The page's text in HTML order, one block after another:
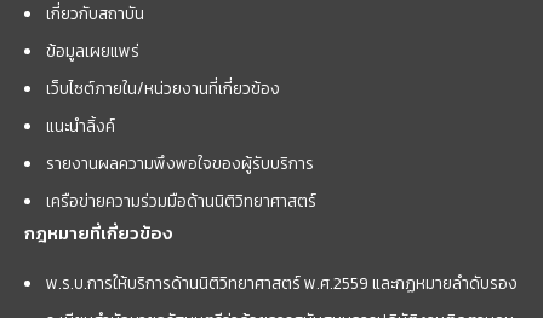
เกี่ยวกับสถาบัน
ข้อมูลเผยแพร่
เว็บไซต์ภายใน/หน่วยงานที่เกี่ยวข้อง
แนะนำลิ้งค์
รายงานผลความพึงพอใจของผู้รับบริการ
เครือข่ายความร่วมมือด้านนิติวิทยาศาสตร์
กฎหมายที่เกี่ยวข้อง
พ.ร.บ.การให้บริการด้านนิติวิทยาศาสตร์ พ.ศ.2559 และกฏหมายลำดับรอง